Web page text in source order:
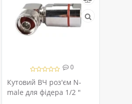
0
Кутовий ВЧ роз'єм N-
male для фідера 1/2 "